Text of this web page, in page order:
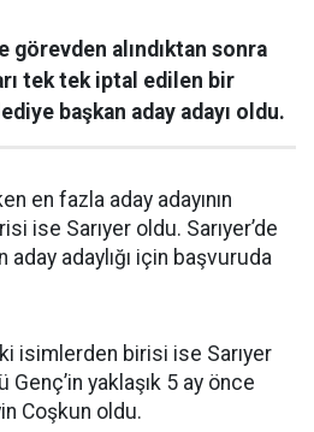
görevden alındıktan sonra
tek tek iptal edilen bir
başkan aday adayı oldu.
en fazla aday adayının
ise Sarıyer oldu. Sarıyer’de
adaylığı için başvuruda
isimlerden birisi ise Sarıyer
Genç’in yaklaşık 5 ay önce
Coşkun oldu.